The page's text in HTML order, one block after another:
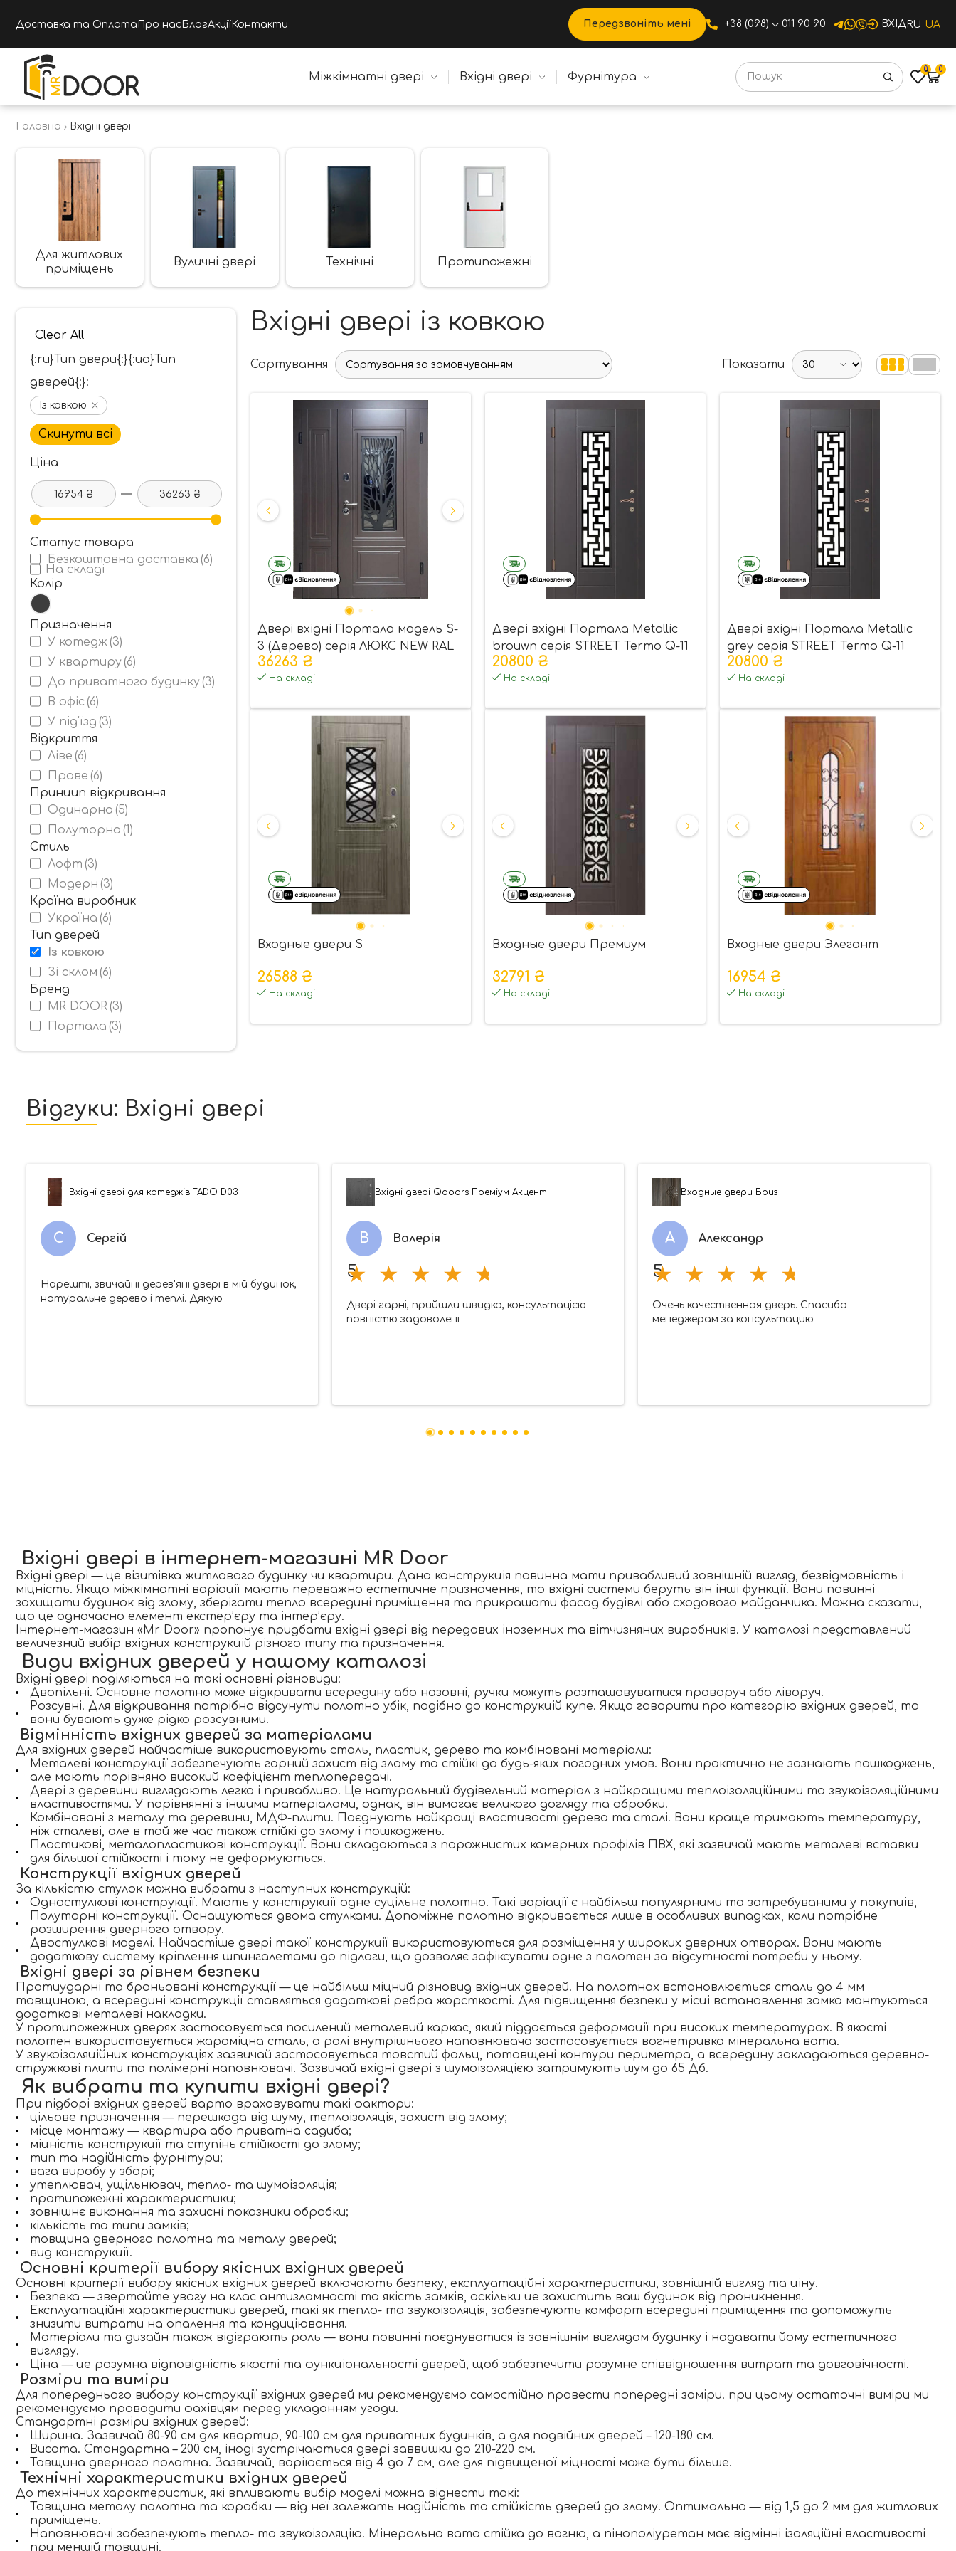
Доставка та Оплата Про нас БлогАкціїКонтакти Передзвоніть мені +38 (098) 011 90 90 ВХІД RU UA
Міжкімнатні двері Вхідні двері Фурнітура
0 0
Головна Вхідні двері
Для житлових
приміщень
Вуличні двері Технічні Протипожежні
Clear All
{:ru}Тип двери{:}{:ua}Тип
дверей{:}:
Із ковкою
Скинути всі
Ціна
16954 ₴ 36263 ₴
Статус товара
Безкоштовна доставка (6)
На складі
Колір
Призначення
У котедж (3)
У квартиру (6)
До приватного будинку (3)
В офіс (6)
У під'їзд (3)
Відкриття
Ліве (6)
Праве (6)
Принцип відкривання
Одинарна (5)
Полуторна (1)
Стиль
Лофт (3)
Модерн (3)
Країна виробник
Україна (6)
Тип дверей
Із ковкою
Зі склом (6)
Бренд
MR DOOR (3)
Портала (3)
Вхідні двері із ковкою
Сортування Показати
Двері вхідні Портала модель S-
3 (Дерево) серія ЛЮКС NEW RAL
зі склопакетом
36263 ₴
На складі
Двері вхідні Портала Metallic
brouwn серія STREET Termo Q-11
(ковка-скло)
20800 ₴
На складі
Двері вхідні Портала Metallic
grey серія STREET Termo Q-11
(ковка-скло)
20800 ₴
На складі
Входные двери S
26588 ₴
На складі
Входные двери Премиум
32791 ₴
На складі
Входные двери Элегант
16954 ₴
На складі
Відгуки: Вхідні двері
Вхідні двері для котеджів FADO D03
С Сергій
Нарешті, звичайні дерев'яні двері в мій будинок,
натуральне дерево і теплі. Дякую
Вхідні двері Qdoors Преміум Акцент
В Валерія
5
Двері гарні, прийшли швидко, консультацією
повністю задоволені
Входные двери Бриз
А Александр
5
Очень качественная дверь. Спасибо
менеджерам за консультацию
Вхідні двері в інтернет-магазині MR Door
Вхідні двері — це візитівка житлового будинку чи квартири. Дана конструкція повинна мати привабливий зовнішній вигляд, безвідмовність і
міцність. Якщо міжкімнатні варіації мають переважно естетичне призначення, то вхідні системи беруть він інші функції. Вони повинні
захищати будинок від злому, зберігати тепло всередині приміщення та прикрашати фасад будівлі або сходового майданчика. Можна сказати,
що це одночасно елемент екстер’єру та інтер’єру.
Інтернет-магазин «Mr Door» пропонує придбати вхідні двері від передових іноземних та вітчизняних виробників. У каталозі представлений
величезний вибір вхідних конструкцій різного типу та призначення.
Види вхідних дверей у нашому каталозі
Вхідні двері поділяються на такі основні різновиди:
Двопільні. Основне полотно може відкривати всередину або назовні, ручки можуть розташовуватися праворуч або ліворуч.
Розсувні. Для відкривання потрібно відсунути полотно убік, подібно до конструкцій купе. Якщо говорити про категорію вхідних дверей, то
вони бувають дуже рідко розсувними.
Відмінність вхідних дверей за матеріалами
Для вхідних дверей найчастіше використовують сталь, пластик, дерево та комбіновані матеріали:
Металеві конструкції забезпечують гарний захист від злому та стійкі до будь-яких погодних умов. Вони практично не зазнають пошкоджень,
але мають порівняно високий коефіцієнт теплопередачі.
Двері з деревини виглядають легко і привабливо. Це натуральний будівельний матеріал з найкращими теплоізоляційними та звукоізоляційними
властивостями. У порівнянні з іншими матеріалами, однак, він вимагає великого догляду та обробки.
Комбіновані з металу та деревини, МДФ-плити. Поєднують найкращі властивості дерева та сталі. Вони краще тримають температуру,
ніж сталеві, але в той же час також стійкі до злому і пошкоджень.
Пластикові, металопластикові конструкції. Вони складаються з порожнистих камерних профілів ПВХ, які зазвичай мають металеві вставки
для більшої стійкості і тому не деформуються.
Конструкції вхідних дверей
За кількістю стулок можна вибрати з наступних конструкцій:
Одностулкові конструкції. Мають у конструкції одне суцільне полотно. Такі варіації є найбільш популярними та затребуваними у покупців,
Полуторні конструкції. Оснащуються двома стулками. Допоміжне полотно відкривається лише в особливих випадках, коли потрібне
розширення дверного отвору.
Двостулкові моделі. Найчастіше двері такої конструкції використовуються для розміщення у широких дверних отворах. Вони мають
додаткову систему кріплення шпингалетами до підлоги, що дозволяє зафіксувати одне з полотен за відсутності потреби у ньому.
Вхідні двері за рівнем безпеки
Протиударні та броньовані конструкції — це найбільш міцний різновид вхідних дверей. На полотнах встановлюється сталь до 4 мм
товщиною, а всередині конструкції ставляться додаткові ребра жорсткості. Для підвищення безпеки у місці встановлення замка монтуються
додаткові металеві накладки.
У протипожежних дверях застосовується посилений металевий каркас, який піддається деформації при високих температурах. В якості
полотен використовується жароміцна сталь, а ролі внутрішнього наповнювача застосовується вогнетривка мінеральна вата.
У звукоізоляційних конструкціях зазвичай застосовується товстий фальц, потовщені контури периметра, а всередину закладаються деревно-
стружкові плити та полімерні наповнювачі. Зазвичай вхідні двері з шумоізоляцією затримують шум до 65 Дб.
Як вибрати та купити вхідні двері?
При підборі вхідних дверей варто враховувати такі фактори:
цільове призначення — перешкода від шуму, теплоізоляція, захист від злому;
місце монтажу — квартира або приватна садиба;
міцність конструкції та ступінь стійкості до злому;
тип та надійність фурнітури;
вага виробу у зборі;
утеплювач, ущільнювач, тепло- та шумоізоляція;
протипожежні характеристики;
зовнішнє виконання та захисні показники обробки;
кількість та типи замків;
товщина дверного полотна та металу дверей;
вид конструкції.
Основні критерії вибору якісних вхідних дверей
Основні критерії вибору якісних вхідних дверей включають безпеку, експлуатаційні характеристики, зовнішній вигляд та ціну.
Безпека — звертайте увагу на клас антизламності та якість замків, оскільки це захистить ваш будинок від проникнення.
Експлуатаційні характеристики дверей, такі як тепло- та звукоізоляція, забезпечують комфорт всередині приміщення та допоможуть
знизити витрати на опалення та кондиціювання.
Матеріали та дизайн також відіграють роль — вони повинні поєднуватися із зовнішнім виглядом будинку і надавати йому естетичного
вигляду.
Ціна — це розумна відповідність якості та функціональності дверей, щоб забезпечити розумне співвідношення витрат та довговічності.
Розміри та виміри
Для попереднього вибору конструкції вхідних дверей ми рекомендуємо самостійно провести попередні заміри. при цьому остаточні виміри ми
рекомендуємо проводити фахівцям перед укладанням угоди.
Стандартні розміри вхідних дверей:
Ширина. Зазвичай 80-90 см для квартир, 90-100 см для приватних будинків, а для подвійних дверей – 120-180 см.
Висота. Стандартна – 200 см, іноді зустрічаються двері заввишки до 210-220 см.
Товщина дверного полотна. Зазвичай, варіюється від 4 до 7 см, але для підвищеної міцності може бути більше.
Технічні характеристики вхідних дверей
До технічних характеристик, які впливають вибір моделі можна віднести такі:
Товщина металу полотна та коробки — від неї залежать надійність та стійкість дверей до злому. Оптимально — від 1,5 до 2 мм для житлових
приміщень.
Наповнювачі забезпечують тепло- та звукоізоляцію. Мінеральна вата стійка до вогню, а пінополіуретан має відмінні ізоляційні властивості
при меншій товщині.